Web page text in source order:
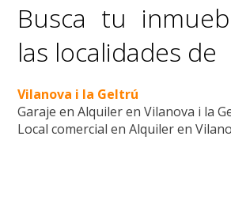
Busca tu
las localidades de
Vilanova i la Geltrú
Garaje en Alquiler en Vilanova i la
Local comercial en Alquiler en